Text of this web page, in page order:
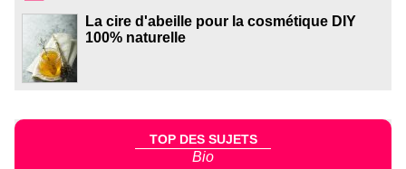
La cire d'abeille pour la cosmétique DIY
100% naturelle
TOP DES SUJETS
Bio